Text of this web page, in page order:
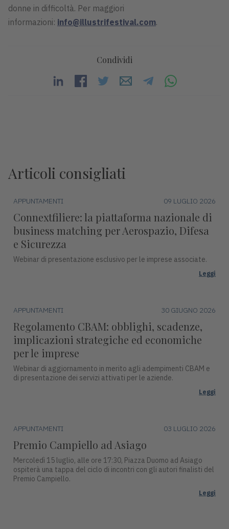
donne in difficoltà. Per maggiori
informazioni: info@illustrifestival.com.
Condividi
Articoli consigliati
APPUNTAMENTI 09 LUGLIO 2026
Connextfiliere: la piattaforma nazionale di
business matching per Aerospazio, Difesa
e Sicurezza
Webinar di presentazione esclusivo per le imprese associate.
Leggi
APPUNTAMENTI 30 GIUGNO 2026
Regolamento CBAM: obblighi, scadenze,
implicazioni strategiche ed economiche
per le imprese
Webinar di aggiornamento in merito agli adempimenti CBAM e
di presentazione dei servizi attivati per le aziende.
Leggi
APPUNTAMENTI 03 LUGLIO 2026
Premio Campiello ad Asiago
Mercoledì 15 luglio, alle ore 17:30, Piazza Duomo ad Asiago
ospiterà una tappa del ciclo di incontri con gli autori finalisti del
Premio Campiello.
Leggi